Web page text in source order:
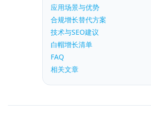
应用场景与优势
合规增长替代方案
技术与SEO建议
白帽增长清单
FAQ
相关文章